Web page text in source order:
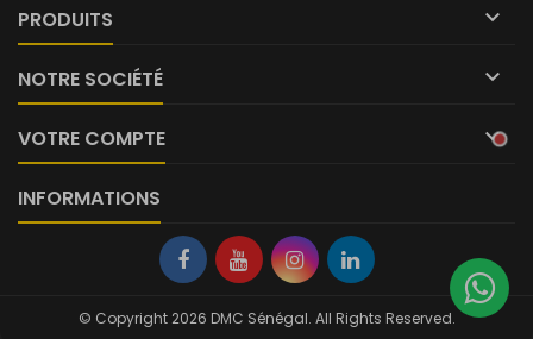
PRODUITS 
NOTRE SOCIÉTÉ 
VOTRE COMPTE 
INFORMATIONS
© Copyright 2026 DMC Sénégal. All Rights Reserved.